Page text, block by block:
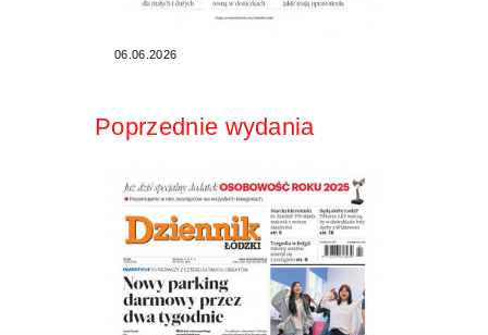
06.06.2026
Poprzednie wydania